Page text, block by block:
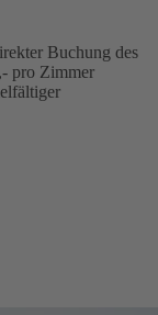
Buchung des
pro Zimmer